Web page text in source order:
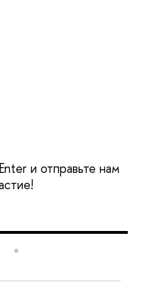
и отправьте нам